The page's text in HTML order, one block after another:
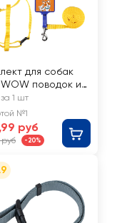
для собак
WOW поводок и
10мм
1 шт
№1
руб
руб -20%